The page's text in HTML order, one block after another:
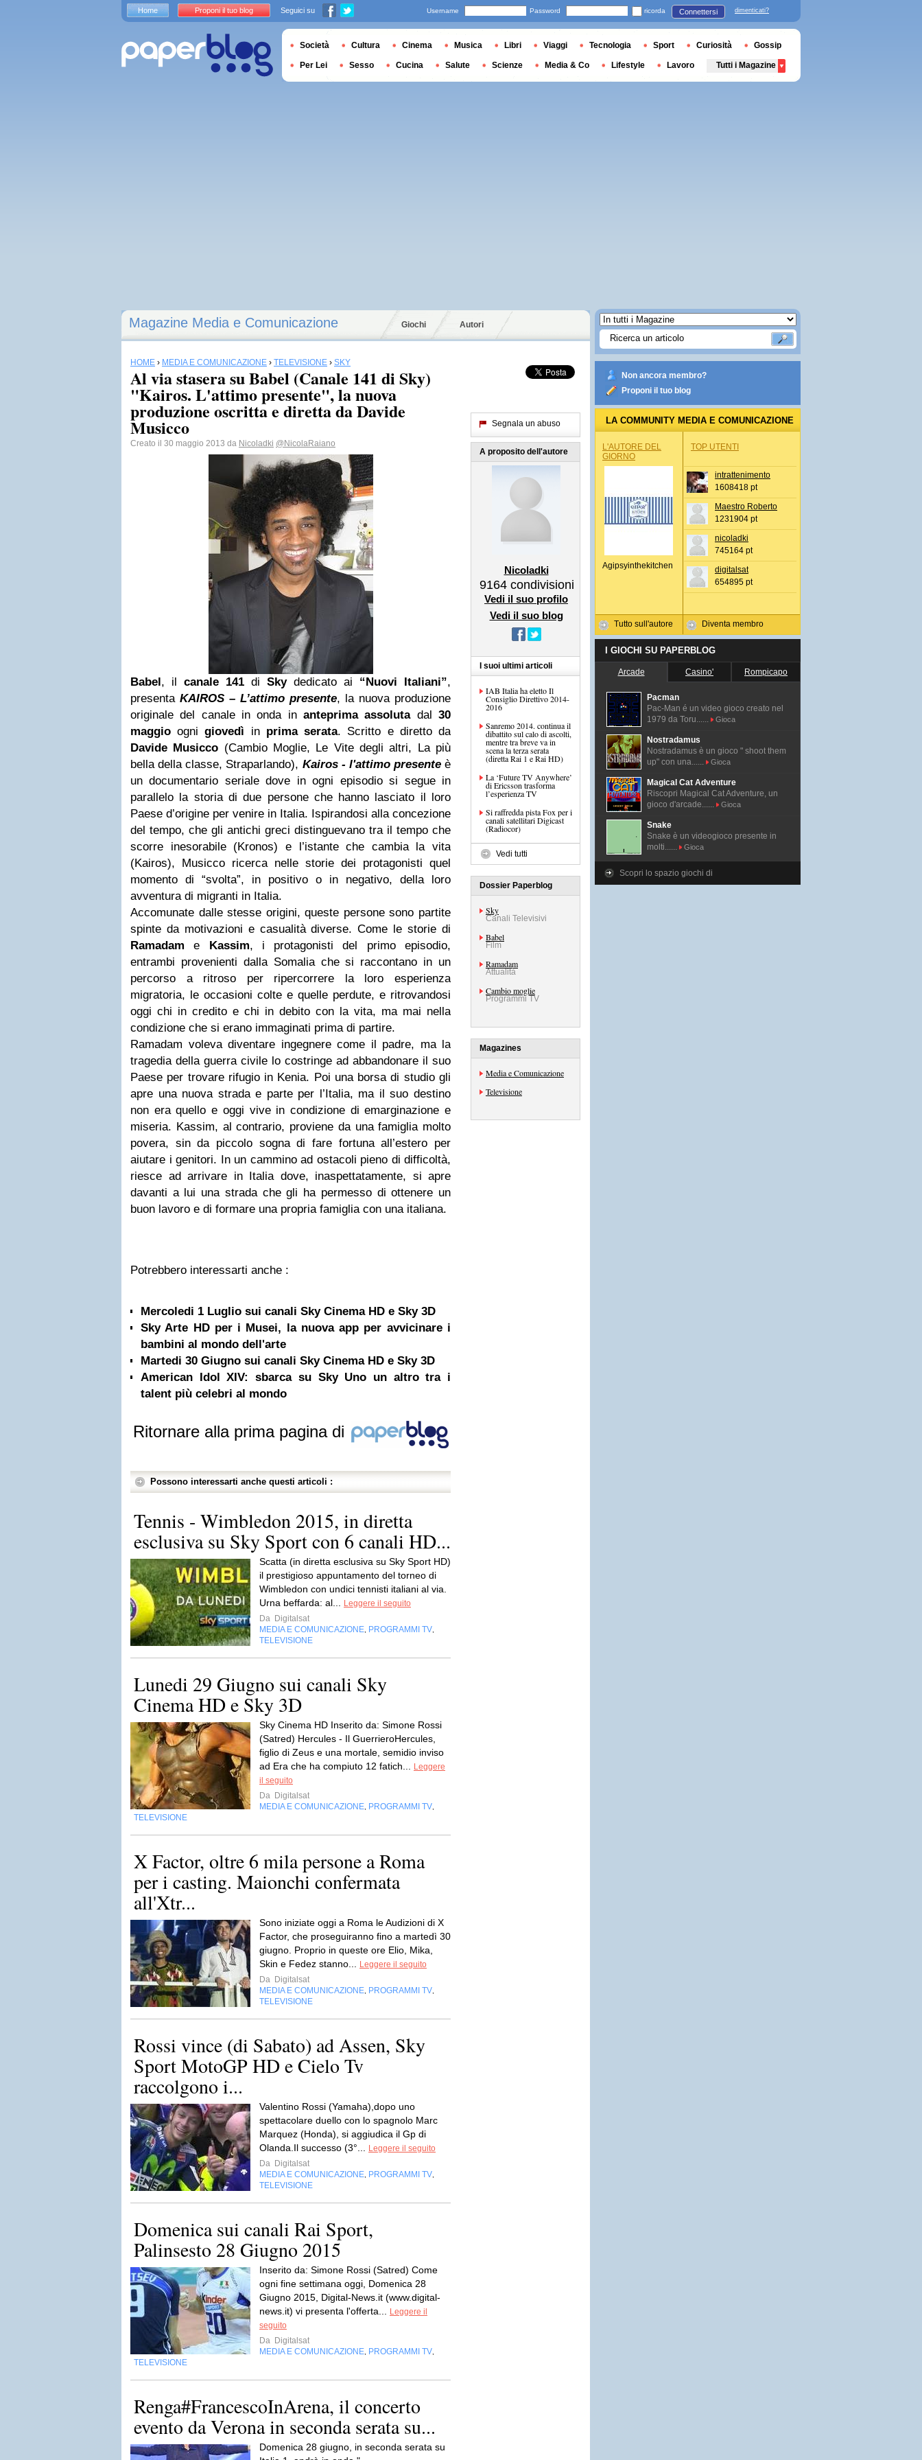
Magazine Media e Comunicazione Giochi Autori
HOME › MEDIA E COMUNICAZIONE › TELEVISIONE › SKY
Al via stasera su Babel (Canale 141 di Sky)
"Kairos. L'attimo presente", la nuova
produzione oscritta e diretta da Davide
Musicco
Creato il 30 maggio 2013 da Nicoladki @NicolaRaiano
Babel, il canale 141 di Sky dedicato ai “Nuovi Italiani”,
presentaKAIROS – L’attimo presente, la nuova produzione
originale del canale in onda in anteprima assolutadal30
maggioognigiovedì in prima serata. Scritto e diretto da
Davide Musicco (Cambio Moglie, Le Vite degli altri, La più
bella della classe, Straparlando), Kairos - l'attimo presenteè
un documentario seriale dove in ogni episodio si segue in
parallelo la storia di due persone che hanno lasciato il loro
Paese d’origine per venire in Italia. Ispirandosi alla concezione
del tempo, che gli antichi greci distinguevano tra il tempo che
scorre inesorabile (Kronos) e l’istante che cambia la vita
(Kairos), Musicco ricerca nelle storie dei protagonisti quel
momento di “svolta”, in positivo o in negativo, della loro
avventura di migranti in Italia.
Accomunate dalle stesse origini, queste persone sono partite
spinte da motivazioni e casualità diverse. Come le storie di
Ramadam
e Kassim, i protagonisti del primo episodio,
entrambi provenienti dalla Somalia che si raccontano in un
percorso a ritroso per ripercorrere la loro esperienza
migratoria, le occasioni colte e quelle perdute, e ritrovandosi
oggi chi in credito e chi in debito con la vita, ma mai nella
condizione che si erano immaginati prima di partire.
Ramadam voleva diventare ingegnere come il padre, ma la
tragedia della guerra civile lo costringe ad abbandonare il suo
Paese per trovare rifugio in Kenia. Poi una borsa di studio gli
apre una nuova strada e parte per l’Italia, ma il suo destino
non era quello e oggi vive in condizione di emarginazione e
miseria. Kassim, al contrario, proviene da una famiglia molto
povera, sin da piccolo sogna di fare fortuna all’estero per
aiutare i genitori. In un cammino ad ostacoli pieno di difficoltà,
riesce ad arrivare in Italia dove, inaspettatamente, si apre
davanti a lui una strada che gli ha permesso di ottenere un
buon lavoro e di formare una propria famiglia con una italiana.
Potrebbero interessarti anche :
Mercoledi 1 Luglio sui canali Sky Cinema HD e Sky 3D
Sky Arte HD per i Musei, la nuova app per avvicinare i
bambini al mondo dell'arte
Martedi 30 Giugno sui canali Sky Cinema HD e Sky 3D
American Idol XIV: sbarca su Sky Uno un altro tra i
talent più celebri al mondo
Ritornare alla prima pagina di
Possono interessarti anche questi articoli :
Tennis - Wimbledon 2015, in diretta
esclusiva su Sky Sport con 6 canali HD...
Scatta (in diretta esclusiva su Sky Sport HD)
il prestigioso appuntamento del torneo di
Wimbledon con undici tennisti italiani al via.
Urna beffarda: al...
Leggere il seguito
Da Digitalsat
MEDIA E COMUNICAZIONE PROGRAMMI TV
TELEVISIONE
Lunedi 29 Giugno sui canali Sky
Cinema HD e Sky 3D
Sky Cinema HD Inserito da: Simone Rossi
(Satred) Hercules - Il GuerrieroHercules,
figlio di Zeus e una mortale, semidio inviso
ad Era che ha compiuto 12 fatich...
Leggere
il seguito
Da Digitalsat
MEDIA E COMUNICAZIONE PROGRAMMI TV
TELEVISIONE
X Factor, oltre 6 mila persone a Roma
per i casting. Maionchi confermata
all'Xtr...
Sono iniziate oggi a Roma le Audizioni di X
Factor, che proseguiranno fino a martedì 30
giugno. Proprio in queste ore Elio, Mika,
Skin e Fedez stanno...
Leggere il seguito
Da Digitalsat
MEDIA E COMUNICAZIONE PROGRAMMI TV
TELEVISIONE
Rossi vince (di Sabato) ad Assen, Sky
Sport MotoGP HD e Cielo Tv
raccolgono i...
Valentino Rossi (Yamaha),dopo uno
spettacolare duello con lo spagnolo Marc
Marquez (Honda), si aggiudica il Gp di
Olanda.Il successo (3°...
Leggere il seguito
Da Digitalsat
MEDIA E COMUNICAZIONE PROGRAMMI TV
TELEVISIONE
Domenica sui canali Rai Sport,
Palinsesto 28 Giugno 2015
Inserito da: Simone Rossi (Satred) Come
ogni fine settimana oggi, Domenica 28
Giugno 2015, Digital-News.it (www.digital-
news.it) vi presenta l'offerta...
Leggere il
seguito
Da Digitalsat
MEDIA E COMUNICAZIONE PROGRAMMI TV
TELEVISIONE
Renga#FrancescoInArena, il concerto
evento da Verona in seconda serata su...
Domenica 28 giugno, in seconda serata su
Segnala un abuso
A proposito dell'autore
Nicoladki
9164 condivisioni
Vedi il suo profilo
Vedi il suo blog
I suoi ultimi articoli
IAB Italia ha eletto Il
Consiglio Direttivo 2014-
2016
Sanremo 2014. continua il
dibattito sul calo di ascolti,
mentre tra breve va in
scena la terza serata
(diretta Rai 1 e Rai HD)
La ‘Future TV Anywhere’
di Ericsson trasforma
l’esperienza TV
Si raffredda pista Fox per i
canali satellitari Digicast
(Radiocor)
Vedi tutti
Dossier Paperblog
Sky
Canali Televisivi
Babel
Film
Ramadam
Attualità
Cambio moglie
Programmi TV
Magazines
Media e Comunicazione
Televisione
Non ancora membro?
Proponi il tuo blog
LA COMMUNITY MEDIA E COMUNICAZIONE
L'AUTORE DEL
GIORNO
Agipsyinthekitchen
Tutto sull'autore
TOP UTENTI
intrattenimento
1608418 pt
Maestro Roberto
1231904 pt
nicoladki
745164 pt
digitalsat
654895 pt
Diventa membro
I GIOCHI SU PAPERBLOG
Arcade Casino' Rompicapo
Pacman
Pac-Man é un video gioco creato nel
1979 da Toru......
Gioca
Nostradamus
Nostradamus è un gioco " shoot them
up" con una......
Gioca
Magical Cat Adventure
Riscopri Magical Cat Adventure, un
gioco d'arcade......
Gioca
Snake
Snake è un videogioco presente in
molti......
Gioca
Scopri lo spazio giochi di
Home Proponi il tuo blog Seguici su Username Password ricorda Connettersi dimenticati?
Società Cultura Cinema Musica Libri Viaggi Tecnologia Sport Curiosità Gossip
Per Lei Sesso Cucina Salute Scienze Media & Co Lifestyle Lavoro Tutti i Magazine